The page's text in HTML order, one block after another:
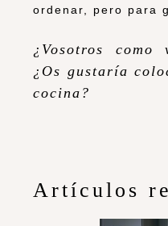
ordenar, pero para
¿Vosotros como
¿Os gustaría
cocina?
Artículos